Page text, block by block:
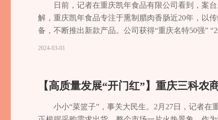
供先进的透皮给药技
知识产权。目前，中
内、国际微针技术行
械产品、消毒剂产
上下足功夫，不断
玲 李文龙
日前，记者在重庆凯年食品有限公司看到，案
解，重庆凯年食品专注于熏制腊肉香肠近20年，以
备，不断推出新款产品。公司获得“重庆名特50强”
肠、烘制、熏制、风凉等22道工序，16种天然辛香
清新的果木香味，能够很好地提升食物的口感。”
响更为温和，不会产生有害物质，能够保证腊制品
2024-03-01
【高质量发展“开门红”】重庆三科农
小小“菜篮子”，事关大民生。2月27日，记者